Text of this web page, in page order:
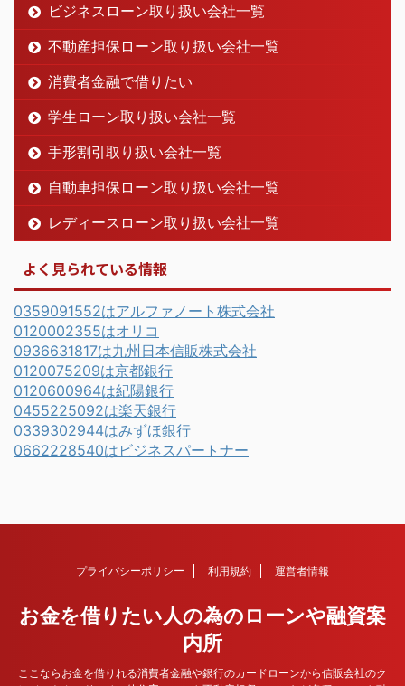
ビジネスローン取り扱い会社一覧
不動産担保ローン取り扱い会社一覧
消費者金融で借りたい
学生ローン取り扱い会社一覧
手形割引取り扱い会社一覧
自動車担保ローン取り扱い会社一覧
レディースローン取り扱い会社一覧
よく見られている情報
0359091552はアルファノート株式会社
0120002355はオリコ
0936631817は九州日本信販株式会社
0120075209は京都銀行
0120600964は紀陽銀行
0455225092は楽天銀行
0339302944はみずほ銀行
0662228540はビジネスパートナー
プライバシーポリシー 利用規約 運営者情報
お金を借りたい人の為のローンや融資案
内所
ここならお金を借りれる消費者金融や銀行のカードローンから信販会社のク